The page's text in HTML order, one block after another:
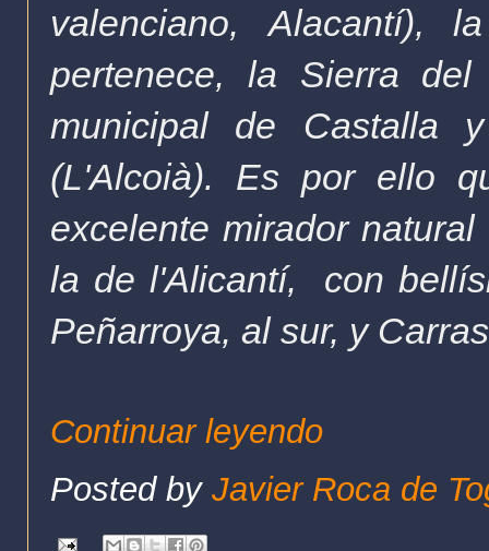
valenciano,Alacantí),
pertenece, la Sierra
municipal de Castalla
(L'Alcoià). Es por ello
excelente mirador
la de l'Alicantí, con
Peñarroya, al sur, y
Continuar leyendo
Posted by Javier Roca de